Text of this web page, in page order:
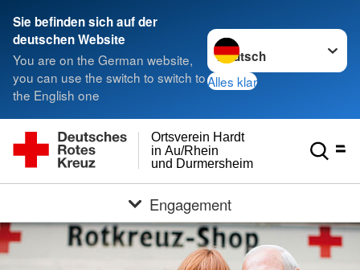
Sie befinden sich auf der
deutschen Website
You are on the German website,
you can use the switch to switch to
the English one
Sprache wechseln zu
Alles klar
und Durmersheim
in Au/Rhein
Ortsverein Hardt
Engagement